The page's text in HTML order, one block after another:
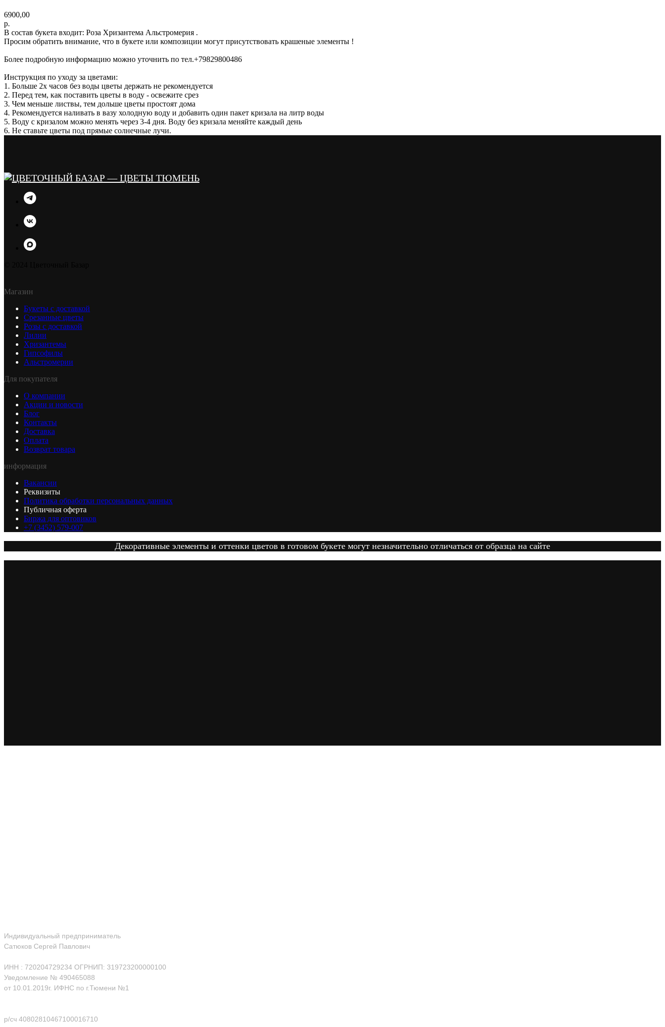
6900,00
р.
В состав букета входит: Роза Хризантема Альстромерия .
Просим обратить внимание, что в букете или композиции могут присутствовать крашеные элементы !
Более подробную информацию можно уточнить по тел.+79829800486
Инструкция по уходу за цветами:
1. Больше 2х часов без воды цветы держать не рекомендуется
2. Перед тем, как поставить цветы в воду - освежите срез
3. Чем меньше листвы, тем дольше цветы простоят дома
4. Рекомендуется наливать в вазу холодную воду и добавить один пакет кризала на литр воды
5. Воду с кризалом можно менять через 3-4 дня. Воду без кризала меняйте каждый день
6. Не ставьте цветы под прямые солнечные лучи.
Магазин
Букеты с доставкой
Срезанные цветы
Розы с доставкой
Лилии
Хризантемы
Гипсофилы
Альстромерии
Для покупателя
О компании
Акции и новости
Блог
Контакты
Доставка
Оплата
Возврат товара
информация
Вакансии
Реквизиты
Политика обработки персональных данных
Публичная оферта
Биржа для оптовиков
+7 (3452) 579-007
Декоративные элементы и оттенки цветов в готовом букете могут незначительно отличаться от образца на сайте
Индивидуальный предприниматель
Сатюков Сергей Павлович
ИНН : 720204729234 ОГРНИП: 319723200000100
Уведомление № 490465088
от 10.01.2019г. ИФНС по г.Тюмени №1
р/сч 40802810467100016710